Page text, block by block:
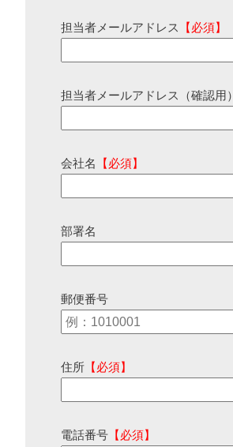
担当者メールアドレス 【必須】
担当者メールアドレス（確認用）
会社名 【必須】
部署名
郵便番号
住所 【必須】
電話番号 【必須】